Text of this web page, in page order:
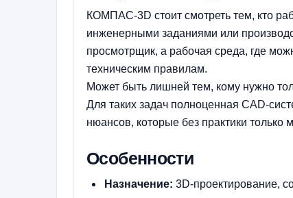
КОМПАС-3D стоит смотреть тем, кто
инженерными заданиями или
просмотрщик, а рабочая среда, где
техническим правилам.
Может быть лишней тем, кому нужно
Для таких задач полноценная CAD-
нюансов, которые без практики только
Особенности
Назначение: 3D-проектирование,